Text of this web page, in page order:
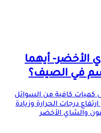
الأخضر- أيهما
في الصيف؟
كميات كافية من السوائل
درجات الحرارة وزيادة
والشاي الأخضر